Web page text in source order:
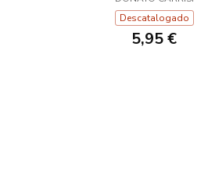
Descatalogado
5,95 €